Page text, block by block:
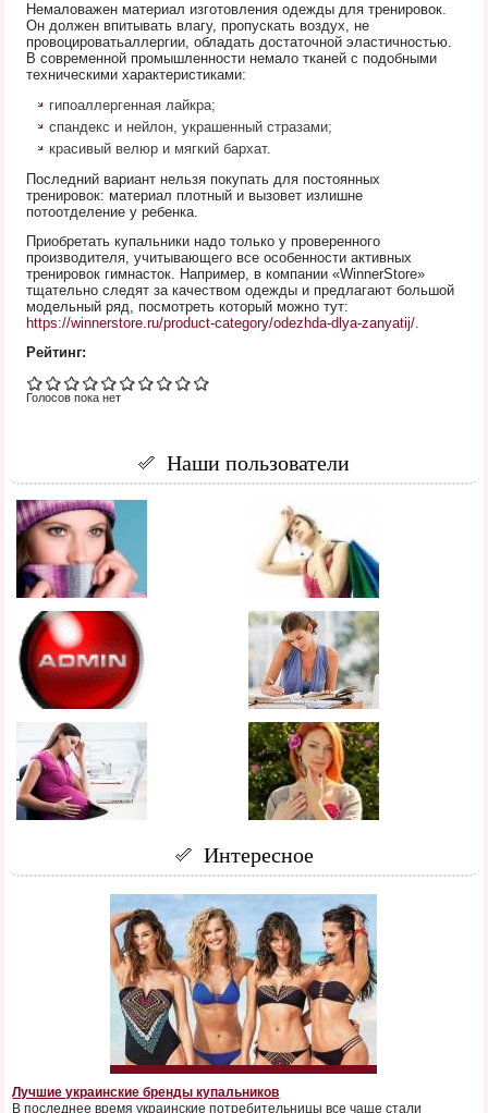
Немаловажен материал изготовления одежды для тренировок.
Он должен впитывать влагу, пропускать воздух, не
провоцироватьаллергии, обладать достаточной эластичностью.
В современной промышленности немало тканей с подобными
техническими характеристиками:
гипоаллергенная лайкра;
спандекс и нейлон, украшенный стразами;
красивый велюр и мягкий бархат.
Последний вариант нельзя покупать для постоянных
тренировок: материал плотный и вызовет излишне
потоотделение у ребенка.
Приобретать купальники надо только у проверенного
производителя, учитывающего все особенности активных
тренировок гимнасток. Например, в компании «WinnerStore»
тщательно следят за качеством одежды и предлагают большой
модельный ряд, посмотреть который можно тут:
https://winnerstore.ru/product-category/odezhda-dlya-zanyatij/.
Рейтинг:
Голосов пока нет
Наши пользователи
Интересное
Лучшие украинские бренды купальников
В последнее время украинские потребительницы все чаще стали